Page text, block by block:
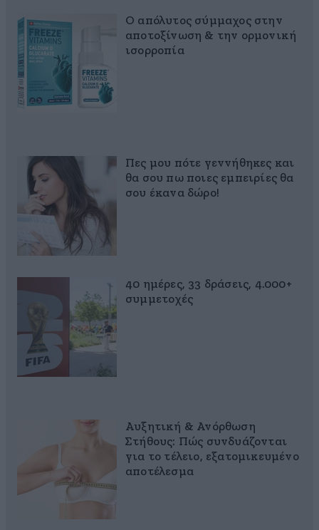
Ο απόλυτος σύμμαχος στην
αποτοξίνωση & την ορμονική
ισορροπία
Πες μου πότε γεννήθηκες και
θα σου πω ποιες εμπειρίες θα
σου έκανα δώρο!
40 ημέρες, 33 δράσεις, 4.000+
συμμετοχές
Αυξητική & Ανόρθωση
Στήθους: Πώς συνδυάζονται
για το τέλειο, εξατομικευμένο
αποτέλεσμα